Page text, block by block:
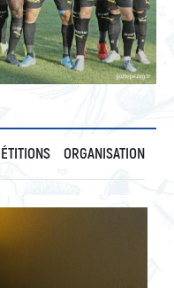
ORGANISATION